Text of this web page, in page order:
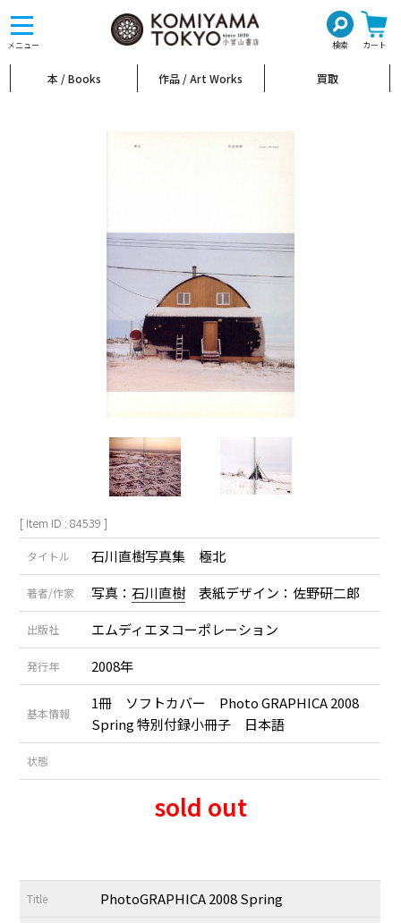
メニュー 検索 カート
toggle
navigation
本 / Books 作品 / Art Works 買取
[ Item ID : 84539 ]
タイトル 石川直樹写真集 極北
著者/作家 写真：石川直樹 表紙デザイン：佐野研二郎
出版社 エムディエヌコーポレーション
発行年 2008年
基本情報
1冊 ソフトカバー Photo GRAPHICA 2008
Spring 特別付録小冊子 日本語
状態
sold out
Title PhotoGRAPHICA 2008 Spring